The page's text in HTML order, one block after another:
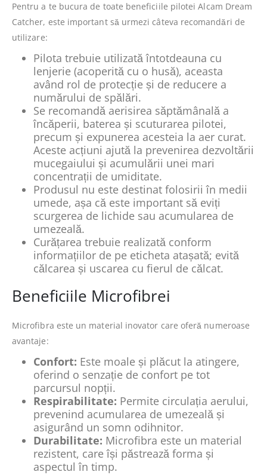
Pentru a te bucura de toate beneficiile pilotei Alcam Dream
Catcher, este important să urmezi câteva recomandări de
utilizare:
Pilota trebuie utilizată întotdeauna cu
lenjerie (acoperită cu o husă), aceasta
având rol de protecție și de reducere a
numărului de spălări.
Se recomandă aerisirea săptămânală a
încăperii, baterea și scuturarea pilotei,
precum și expunerea acesteia la aer curat.
Aceste acțiuni ajută la prevenirea dezvoltării
mucegaiului și acumulării unei mari
concentrații de umiditate.
Produsul nu este destinat folosirii în medii
umede, așa că este important să eviți
scurgerea de lichide sau acumularea de
umezeală.
Curățarea trebuie realizată conform
informațiilor de pe eticheta atașată; evită
călcarea și uscarea cu fierul de călcat.
Beneficiile Microfibrei
Microfibra este un material inovator care oferă numeroase
avantaje:
Confort: Este moale și plăcut la atingere,
oferind o senzație de confort pe tot
parcursul nopții.
Respirabilitate: Permite circulația aerului,
prevenind acumularea de umezeală și
asigurând un somn odihnitor.
Durabilitate: Microfibra este un material
rezistent, care își păstrează forma și
aspectul în timp.